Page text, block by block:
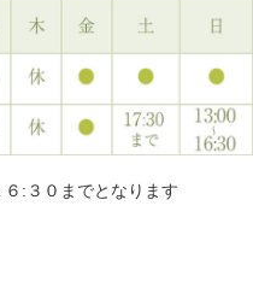
:３０までとなります